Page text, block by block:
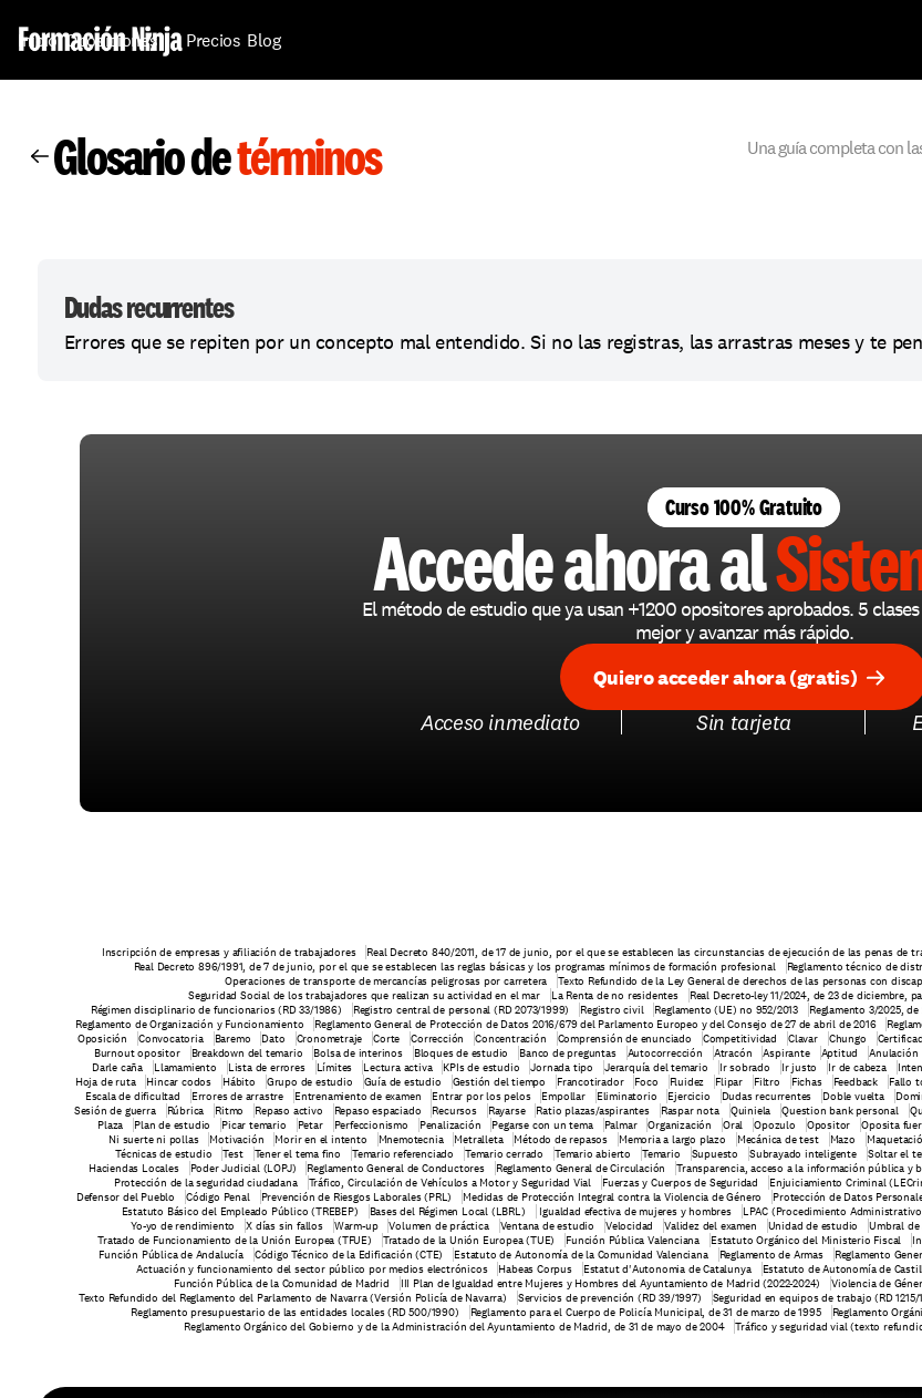
Inicio Oposiciones Precios Blog
Glosario de términos
Una guía completa con
Dudas recurrentes
Errores que se repiten por un concepto mal entendido. Si no las registras, las arrastras meses y te
Curso 100% Gratuito
Accede ahora al
El método de estudio que ya usan +1200 opositores aprobados. 5
mejor y avanzar más rápido.
Quiero acceder ahora (gratis)
Acceso inmediato Sin tarjeta
Inscripción de empresas y afiliación de trabajadores Real Decreto 840/2011, de 17 de junio, por el que se establecen las circunstancias de ejecución de las penas de
Real Decreto 896/1991, de 7 de junio, por el que se establecen las reglas básicas y los programas mínimos de formación profesional
Reglamento técnico de
Operaciones de transporte de mercancías peligrosas por carretera
Texto Refundido de la Ley General de derechos de las personas con
Seguridad Social de los trabajadores que realizan su actividad en el mar
La Renta de no residentes
Real Decreto-ley 11/2024, de 23 de
Régimen disciplinario de funcionarios (RD 33/1986)
Registro central de personal (RD 2073/1999) Registro civil Reglamento (UE) no 952/2013 Reglamento 3/2025,
Reglamento de Organización y Funcionamiento
Reglamento General de Protección de Datos 2016/679 del Parlamento Europeo y del Consejo de 27 de abril de 2016
Oposición
Convocatoria Baremo Dato Cronometraje Corte Corrección Concentración Comprensión de enunciado Competitividad Clavar Chungo
Burnout opositor
Breakdown del temario Bolsa de interinos Bloques de estudio Banco de preguntas Autocorrección Atracón Aspirante Aptitud Anulación
Darle caña
Llamamiento Lista de errores Límites Lectura activa KPIs de estudio Jornada tipo Jerarquía del temario Ir sobrado Ir justo Ir de cabeza
Hoja de ruta
Hincar codos Hábito Grupo de estudio Guía de estudio Gestión del tiempo Francotirador Foco Fluidez Flipar Filtro Fichas Feedback Fallo
Escala de dificultad
Errores de arrastre Entrenamiento de examen Entrar por los pelos Empollar Eliminatorio Ejercicio Dudas recurrentes Doble vuelta
Sesión de guerra
Rúbrica Ritmo Repaso activo Repaso espaciado Recursos Rayarse Ratio plazas/aspirantes Raspar nota Quiniela Question bank personal
Plaza
Plan de estudio Picar temario Petar Perfeccionismo Penalización Pegarse con un tema Palmar Organización Oral Opozulo Opositor Oposita
Ni suerte ni pollas
Motivación Morir en el intento Mnemotecnia Metralleta Método de repasos Memoria a largo plazo Mecánica de test Mazo
Técnicas de estudio
Test Tener el tema fino Temario referenciado Temario cerrado Temario abierto Temario Supuesto Subrayado inteligente Soltar el
Haciendas Locales
Poder Judicial (LOPJ) Reglamento General de Conductores Reglamento General de Circulación Transparencia, acceso a la información pública y
Protección de la seguridad ciudadana
Tráfico, Circulación de Vehículos a Motor y Seguridad Vial Fuerzas y Cuerpos de Seguridad Enjuiciamiento Criminal
Defensor del Pueblo
Código Penal Prevención de Riesgos Laborales (PRL) Medidas de Protección Integral contra la Violencia de Género Protección de Datos
Estatuto Básico del Empleado Público (TREBEP)
Bases del Régimen Local (LBRL) Igualdad efectiva de mujeres y hombres LPAC (Procedimiento
Yo-yo de rendimiento
X días sin fallos Warm-up Volumen de práctica Ventana de estudio Velocidad Validez del examen Unidad de estudio Umbral
Tratado de Funcionamiento de la Unión Europea (TFUE)
Tratado de la Unión Europea (TUE) Función Pública Valenciana Estatuto Orgánico del Ministerio Fiscal
Función Pública de Andalucía
Código Técnico de la Edificación (CTE) Estatuto de Autonomía de la Comunidad Valenciana Reglamento de Armas Reglamento
Actuación y funcionamiento del sector público por medios electrónicos
Habeas Corpus Estatut d'Autonomia de Catalunya Estatuto de Autonomía de
Función Pública de la Comunidad de Madrid
III Plan de Igualdad entre Mujeres y Hombres del Ayuntamiento de Madrid (2022-2024) Violencia de
Texto Refundido del Reglamento del Parlamento de Navarra (Versión Policía de Navarra)
Servicios de prevención (RD 39/1997) Seguridad en equipos de trabajo (RD 1215/
Reglamento presupuestario de las entidades locales (RD 500/1990)
Reglamento para el Cuerpo de Policía Municipal, de 31 de marzo de 1995 Reglamento
Reglamento Orgánico del Gobierno y de la Administración del Ayuntamiento de Madrid, de 31 de mayo de 2004
Tráfico y seguridad vial (texto